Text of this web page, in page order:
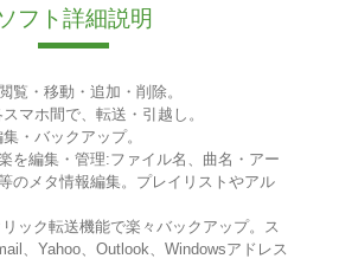
フト詳細説明
・移動・追加・削除。
マホ間で、転送・引越し。
・バックアップ。
を編集・管理:ファイル名、曲名・アー
のメタ情報編集。プレイリストやアル
ック転送機能で楽々バックアップ。ス
、Yahoo、Outlook、Windowsアドレス